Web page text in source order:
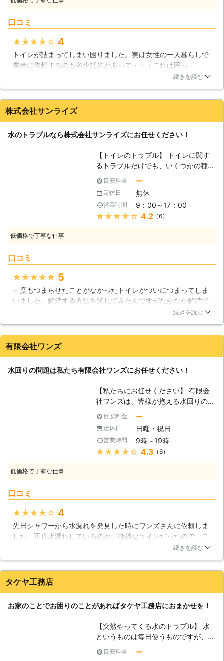
ためとはいえ、男性スタッフを家に上
げたくない」とお考えの方も多くいら
っしゃいます。家の中は、そこにお住
まいの方にとって最大のプライベート
空間。お部屋はもちろん、洗面所やト
れば、女性スタッフを派遣することも
可能です。お気軽にご相談ください。
【日々のお手入れが大事】 弊社では
クリーニングの代行も行っています。
そのため、お水回りのトラブルを避け
るためにも、日々のお手入れについて
もサポートさせていただきます。お問
い合わせの多い配管の詰まりも、その
原因は年々積み重なっていく錆びや汚
い素人の方には難しいことも多々あり
ます。
口コミ
★★★★★ 4
トイレが詰まってしまい困りました。実は女性の一人暮らしで
業者に依頼するのも多少抵抗があって・・・これは困っ
た！！！緊急事態！！！抵抗があるなんて言っている場合では
して以来できました、本当に助かりました。ありがとうござい
ました。
大阪府 豊中市 2016年11月30日
続きを読む
株式会社サンライズ
水のトラブルなら株式会社サンライズにお任せください！
【トイレのトラブル】 トイレに関す
るトラブルだけでも、いくつかの種類
があります。トイレのトラブルでのご
依頼で多いのが「トイレ詰まり」です
が、これはトイレットペーパーの流し
すぎによるものと、水に溶けない物
（タオルやハンカチなど）が詰まっ
溶けない物が詰まった場合の、詰まり
解消は特殊な器具を使用しないと難し
ル】 他にもトイレのトラブルでは、
「水が流れたまま」になる事がありま
換が必要になる場合があります。逆
に、「水が流れてこない」というトラ
ブルもあり、これもトイレタンク内の
部品の破損などが考えられるので、部
品の交換が必要になるでしょう。これ
らのトラブルが発生したら、迅速に解
決致しますので、株式会社サンライズ
にお問い合わせ下さい。 【蛇口のト
ラブル】 蛇口のトラブルご依頼で断
んどですが、パッキンの交換で直らな
の交換が必要になるでしょう。水のト
ラブルは株式会社サンライズにお任せ
目安料金 ー
定休日 無休
営業時間 9：00～17：00
★★★★★ 4.2 （6）
低価格で丁寧な仕事
口コミ
★★★★★ 5
一度もつまらせたことがなかったトイレがついにつまってしま
いました。解消する方法を試してみたんですがなかなか解消で
きず業者さんにお願いしました。夜遅い時間なので翌日の対応
たため多少大掛かりになってしまったんですが、夜でも対応し
てもらえたことが非常に満足しています。助けてもらえてほん
続きを読む
有限会社ワンズ
水回りの問題は私たち有限会社ワンズにお任せください！
【私たちにお任せください】 有限会
社ワンズは、皆様が抱える水回りの問
題をサポートいたします。水道修理を
始めとした水回りは日常生活に欠かせ
ない重要な分野で、そこに不都合が生
じているということは多大なストレス
に繋がってしまいます。ですから、私
う。詰まっている場合は破裂してしま
う恐れもあります。決して軽視するこ
となく、些細な事態の変化を見逃さな
いようにしましょう。 【水回りのト
ラブルシューティングを行います！】
うので、常に流れに乗せてあげる必要
があるのです。ですから、排水機構に
問題がある場合は大変です。円滑な水
の循環ができなくなるということです
から、そこで生じる問題は後々に響い
てくるでしょう。このような場合は水
目安料金 ー
定休日 日曜・祝日
営業時間 9時～19時
★★★★★ 4.3 （6）
低価格で丁寧な仕事
口コミ
★★★★★ 4
先日シャワーから水漏れを発見した時にワンズさんに依頼しま
した。正直水漏れしているのか、微妙なラインだったので、こ
れぐらいじゃ電話してくるな、と言われるかなと心配していた
てもらえました。また、トラブルが起きたら頼みますね。
大阪府 大阪市北区 2016年12月22日
続きを読む
タケヤ工務店
お家のことでお困りのことがあればタケヤ工務店におまかせを！
【突然やってくる水のトラブル】 水
というものは毎日使うものですが、そ
の水を使うには使う場所が必要ですよ
ね。水を使う場所はトイレ、キッチ
目安料金 ー